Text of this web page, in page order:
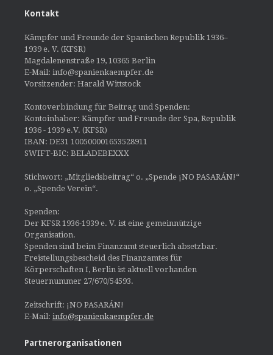
Kontakt
Kämpfer und Freunde der Spanischen Republik 1936–
1939 e. V. (KFSR)
Magdalenenstraße 19, 10365 Berlin
E-Mail: info@spanienkaempfer.de
Vorsitzender: Harald Wittstock
Kontoverbindung für Beitrag und Spenden:
Kontoinhaber: Kämpfer und Freunde der Spa, Republik
1936 - 1939 e.V. (KFSR)
IBAN: DE31 100500001653528911
SWIFT-BIC: BELADEBEXXX
Stichwort: „Mitgliedsbeitrag“ o. „Spende ¡NO PASARÁN!“
o. „Spende Verein“.
Spenden:
Der KFSR 1936-1939 e. V. ist eine gemeinnützige
Organisation.
Spenden sind beim Finanzamt steuerlich absetzbar.
Freistellungsbescheid des Finanzamtes für
Körperschaften I, Berlin ist aktuell vorhanden
Steuernummer 27/670/54593.
Zeitschrift: ¡NO PASARÁN!
E-Mail: info@spanienkaempfer.de
Partnerorganisationen